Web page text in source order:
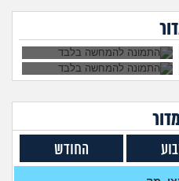
3
עצות
7
עצות
4
ריגוש?
הוא התאהב בבחורה
החודש